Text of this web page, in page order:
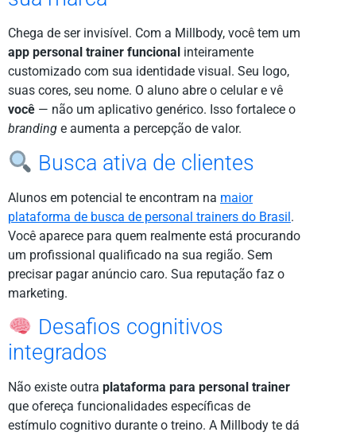
Chega de ser invisível. Com a Millbody, você tem um
app personal trainer funcional inteiramente
customizado com sua identidade visual. Seu logo,
suas cores, seu nome. O aluno abre o celular e vê
você — não um aplicativo genérico. Isso fortalece o
branding e aumenta a percepção de valor.
Busca ativa de clientes
Alunos em potencial te encontram na maior
plataforma de busca de personal trainers do Brasil.
Você aparece para quem realmente está procurando
um profissional qualificado na sua região. Sem
precisar pagar anúncio caro. Sua reputação faz o
marketing.
Desafios cognitivos
integrados
Não existe outra plataforma para personal trainer
que ofereça funcionalidades específicas de
estímulo cognitivo durante o treino. A Millbody te dá